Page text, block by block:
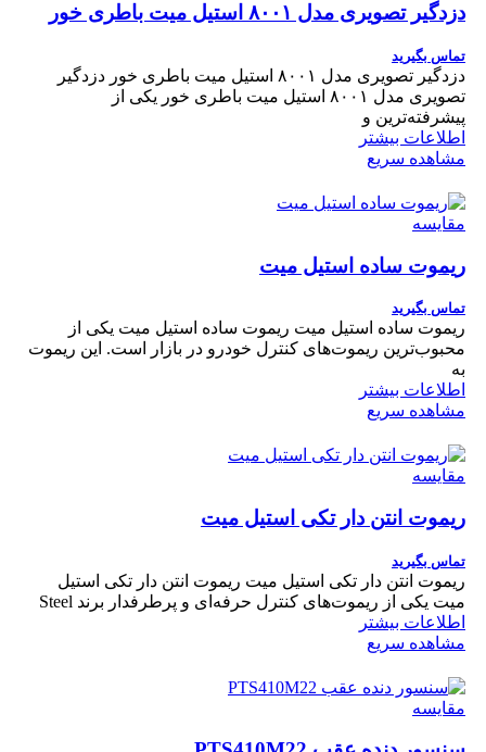
دزدگیر تصویری مدل ۸۰۰۱ استیل میت باطری خور
تماس بگیرید
دزدگیر تصویری مدل ۸۰۰۱ استیل میت باطری خور دزدگیر
تصویری مدل ۸۰۰۱ استیل میت باطری خور یکی از
پیشرفته‌ترین و
اطلاعات بیشتر
مشاهده سریع
مقایسه
ریموت ساده استیل میت
تماس بگیرید
ریموت ساده استیل میت ریموت ساده استیل میت یکی از
محبوب‌ترین ریموت‌های کنترل خودرو در بازار است. این ریموت
به
اطلاعات بیشتر
مشاهده سریع
مقایسه
ریموت انتن دار تکی استیل میت
تماس بگیرید
ریموت انتن دار تکی استیل میت ریموت انتن دار تکی استیل
میت یکی از ریموت‌های کنترل حرفه‌ای و پرطرفدار برند Steel
اطلاعات بیشتر
مشاهده سریع
مقایسه